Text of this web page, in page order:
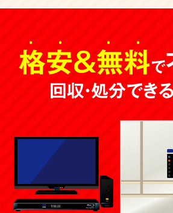
格安＆無料で
回収・処分できる